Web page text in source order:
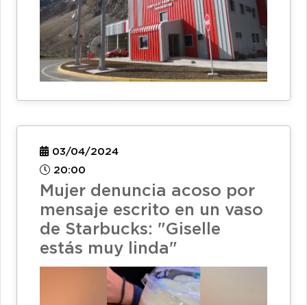
03/04/2024
20:00
Mujer denuncia acoso por
mensaje escrito en un vaso
de Starbucks: "Giselle
estás muy linda"